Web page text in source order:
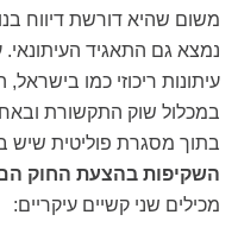
משום שהיא דורשת דיווח
נמצא גם התאגיד
עיתונות ריכוזי כמו
במכלול שוק התקשורת
בתוך מסגרת פוליטית שיש
השקיפות בהצעת החוק
מכילים שני קשיים עיקריים: